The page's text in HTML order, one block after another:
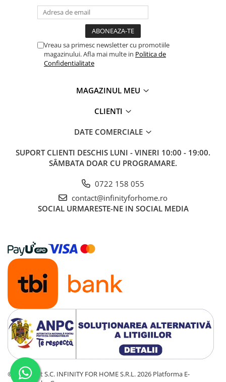
Vreau sa primesc newsletter cu promotiile
magazinului. Afla mai multe in Politica de
Confidentialitate
MAGAZINUL MEU
CLIENTI
DATE COMERCIALE
SUPORT CLIENTI DESCHIS LUNI - VINERI 10:00 - 19:00.
SÂMBATA DOAR CU PROGRAMARE.
0722 158 055
contact@infinityforhome.ro
SOCIAL URMARESTE-NE IN SOCIAL MEDIA
©Copyright S.C. INFINITY FOR HOME S.R.L. 2026 Platforma E-